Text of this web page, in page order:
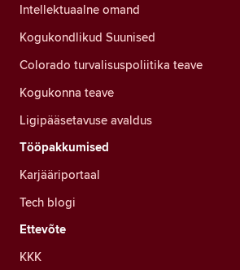
Intellektuaalne omand
Kogukondlikud Suunised
Colorado turvalisuspoliitika teave
Kogukonna teave
Ligipääsetavuse avaldus
Tööpakkumised
Karjääriportaal
Tech blogi
Ettevõte
KKK